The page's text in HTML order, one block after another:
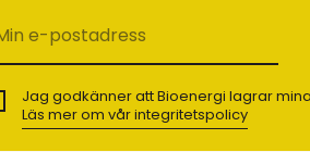
Jag godkänner att Bioenergi lagrar
Läs mer om vår integritetspolicy